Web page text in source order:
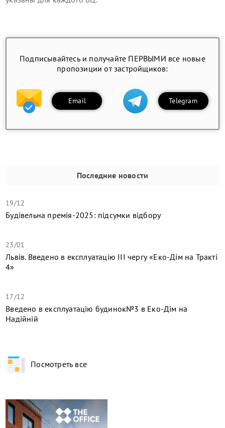
Подписывайтесь и получайте ПЕРВЫМИ все новые
пропозиции от застройщиков:
Email Telegram
Последние новости
19/12
Будівельна премія-2025: підсумки відбору
23/01
Львів. Введено в експлуатацію ІІІ чергу «Еко-Дім на Тракті
4»
17/12
​Введено в експлуатацію будинок№3 в Еко-Дім на
Надійній
Посмотреть все